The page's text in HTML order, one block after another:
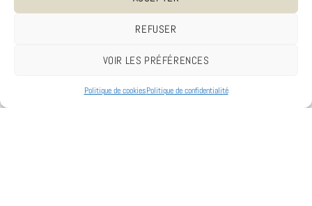
REFUSER
VOIR LES PRÉFÉRENCES
Politique de cookiesPolitique de confidentialité